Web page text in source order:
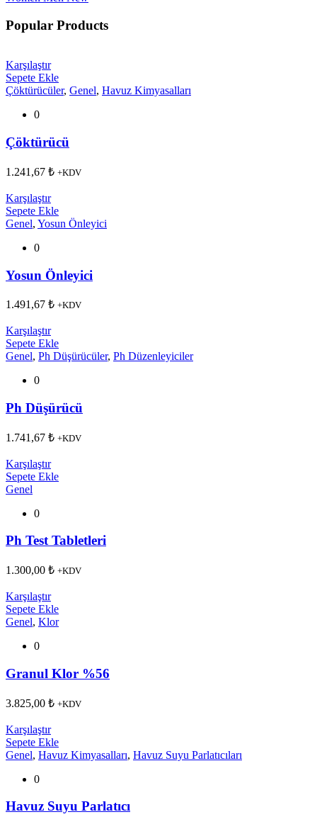
Popular Products
Karşılaştır
Sepete Ekle
Çöktürücüler, Genel, Havuz Kimyasalları
0
Çöktürücü
1.241,67 ₺ +KDV
Karşılaştır
Sepete Ekle
Genel, Yosun Önleyici
0
Yosun Önleyici
1.491,67 ₺ +KDV
Karşılaştır
Sepete Ekle
Genel, Ph Düşürücüler, Ph Düzenleyiciler
0
Ph Düşürücü
1.741,67 ₺ +KDV
Karşılaştır
Sepete Ekle
Genel
0
Ph Test Tabletleri
1.300,00 ₺ +KDV
Karşılaştır
Sepete Ekle
Genel, Klor
0
Granul Klor %56
3.825,00 ₺ +KDV
Karşılaştır
Sepete Ekle
Genel, Havuz Kimyasalları, Havuz Suyu Parlatıcıları
0
Havuz Suyu Parlatıcı